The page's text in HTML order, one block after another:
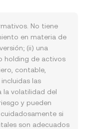
No tiene
en materia de
(ii) una
holding de activos
contable,
las
la volatilidad del
y pueden
si
son adecuados